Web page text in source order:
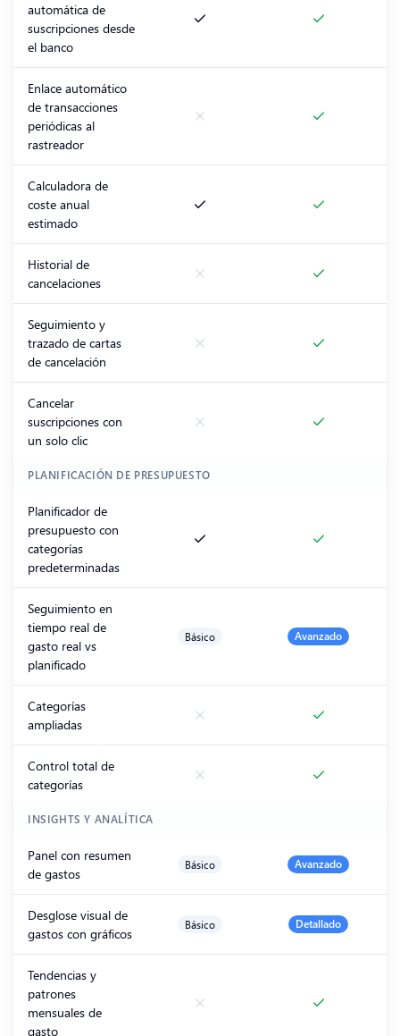
automática de
suscripciones desde
el banco
Enlace automático
de transacciones
periódicas al
rastreador
Calculadora de
coste anual
estimado
Historial de
cancelaciones
Seguimiento y
trazado de cartas
de cancelación
Cancelar
suscripciones con
un solo clic
PLANIFICACIÓN DE PRESUPUESTO
Planificador de
presupuesto con
categorías
predeterminadas
Seguimiento en
tiempo real de
gasto real vs
planificado
Básico Avanzado
Categorías
ampliadas
Control total de
categorías
INSIGHTS Y ANALÍTICA
Panel con resumen
de gastos
Básico Avanzado
Desglose visual de
gastos con gráficos
Básico Detallado
Tendencias y
patrones
mensuales de
gasto